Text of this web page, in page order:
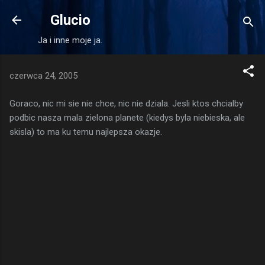
Przejdź do głównej zawartości
Glucio
Ja i inne moje ja.
czerwca 24, 2005
Goraco, nic mi sie nie chce, nic nie dziala. Jesli ktos chcialby
podbic nasza mala zielona planete (kiedys byla niebieska, ale
skisla) to ma ku temu najlepsza okazje.